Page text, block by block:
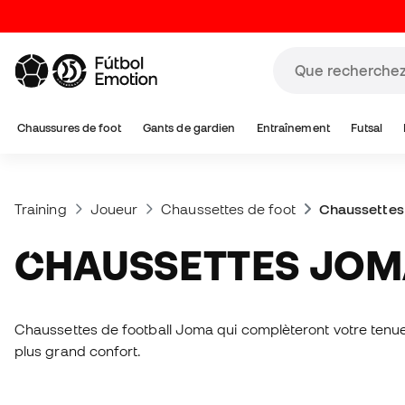
Chaussures de foot Gants de gardien Entraînement Futsal
Training Joueur Chaussettes de foot
CHAUSSETTES
Chaussettes de football Joma qui complèteront votre
plus grand confort.